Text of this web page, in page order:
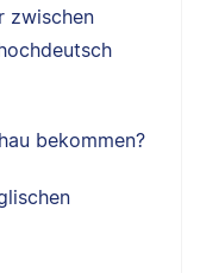
zwischen
bekommen?